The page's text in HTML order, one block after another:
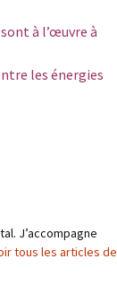
à l’œuvre à
les énergies
J’accompagne
tous les articles de